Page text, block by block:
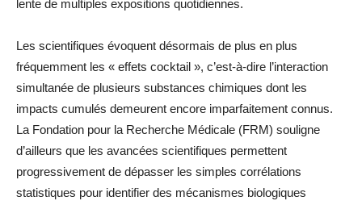
lente de multiples expositions quotidiennes.
Les scientifiques évoquent désormais de plus en plus
fréquemment les « effets cocktail », c’est-à-dire l’interaction
simultanée de plusieurs substances chimiques dont les
impacts cumulés demeurent encore imparfaitement connus.
La Fondation pour la Recherche Médicale (FRM) souligne
d’ailleurs que les avancées scientifiques permettent
progressivement de dépasser les simples corrélations
statistiques pour identifier des mécanismes biologiques